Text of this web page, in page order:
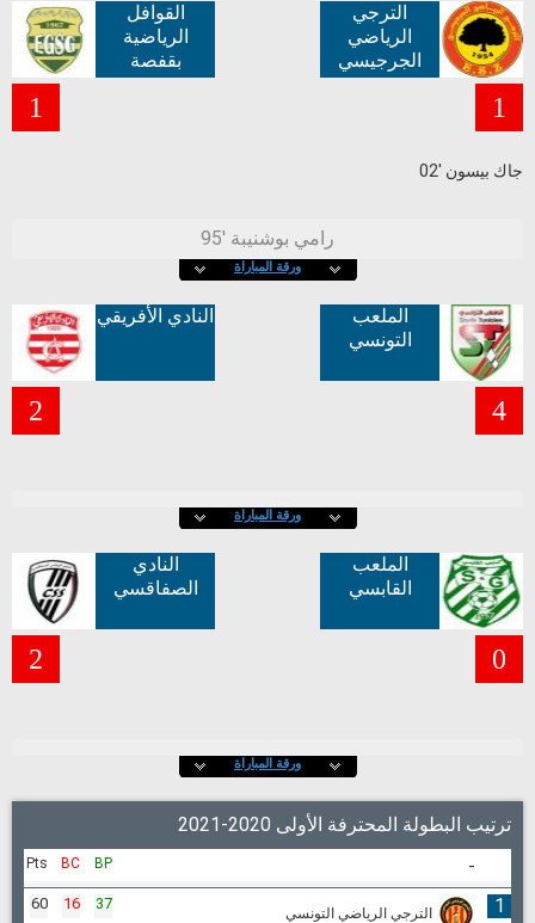
الترجي
الرياضي
الجرجيسي
1
02' جاك بيسون
القوافل
الرياضية
بقفصة
1
95' رامي بوشنيبة
ورقة المباراة
الملعب
التونسي
4
النادي الأفريقي
2
ورقة المباراة
الملعب
القابسي
0
النادي
الصفاقسي
2
ورقة المباراة
ترتيب البطولة المحترفة الأولى 2020-2021
-
Pts BC BP
1 الترجي الرياضي التونسي
60 16 37